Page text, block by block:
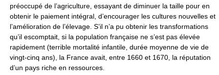
préoccupé de l’agriculture, essayant de diminuer la taille pour en
obtenir le paiement intégral, d’encourager les cultures nouvelles et
l’amélioration de l’élevage. S’il n’a pu obtenir les transformations
qu’il escomptait, si la population française ne s’est pas élevée
rapidement (terrible mortalité infantile, durée moyenne de vie de
vingt-cinq ans), la France avait, entre 1660 et 1670, la réputation
d’un pays riche en ressources.